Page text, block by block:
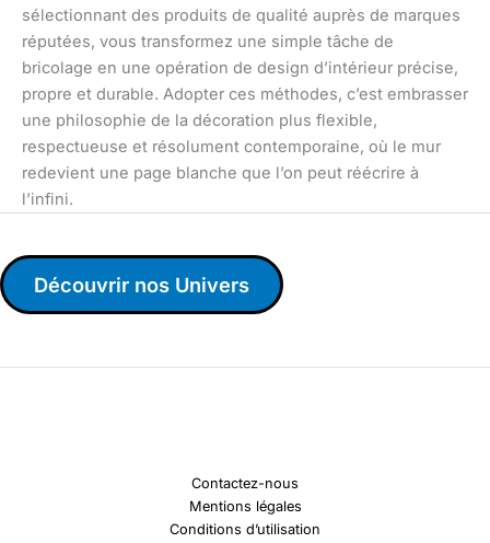
sélectionnant des produits de qualité auprès de marques
réputées, vous transformez une simple tâche de
bricolage en une opération de design d’intérieur précise,
propre et durable. Adopter ces méthodes, c’est embrasser
une philosophie de la décoration plus flexible,
respectueuse et résolument contemporaine, où le mur
redevient une page blanche que l’on peut réécrire à
l’infini.
Découvrir nos Univers
Contactez-nous
Mentions légales
Conditions d’utilisation